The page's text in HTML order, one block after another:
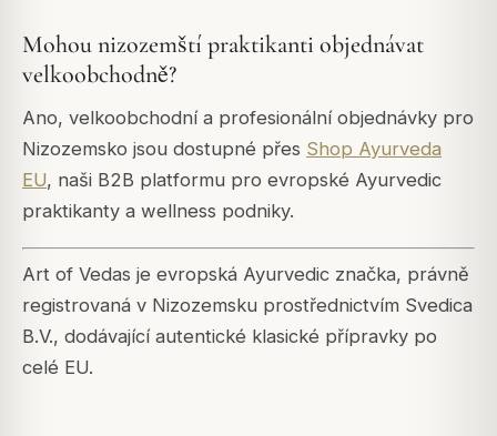
Mohou nizozemští praktikanti objednávat
velkoobchodně?
Ano, velkoobchodní a profesionální objednávky pro
Nizozemsko jsou dostupné přes Shop Ayurveda
EU, naši B2B platformu pro evropské Ayurvedic
praktikanty a wellness podniky.
Art of Vedas je evropská Ayurvedic značka, právně
registrovaná v Nizozemsku prostřednictvím Svedica
B.V., dodávající autentické klasické přípravky po
celé EU.